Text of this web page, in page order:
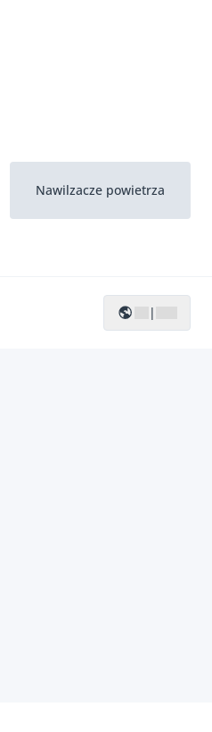
Nawilzacze powietrza
|